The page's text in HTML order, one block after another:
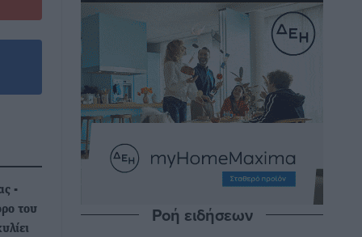
-
του
Ροή ειδήσεων